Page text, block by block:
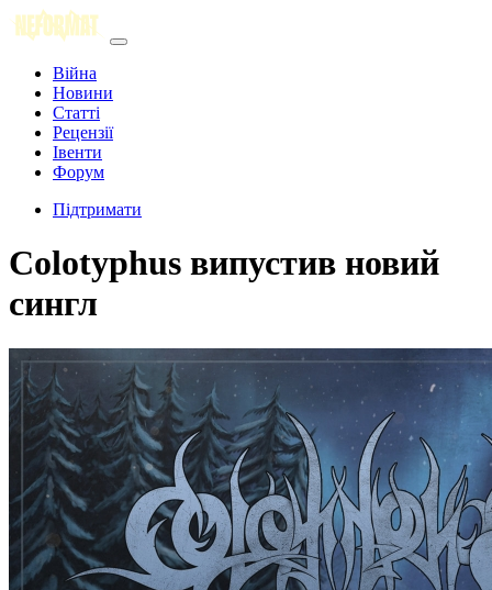
Війна
Новини
Статті
Рецензії
Івенти
Форум
Підтримати
Colotyphus випустив новий
сингл